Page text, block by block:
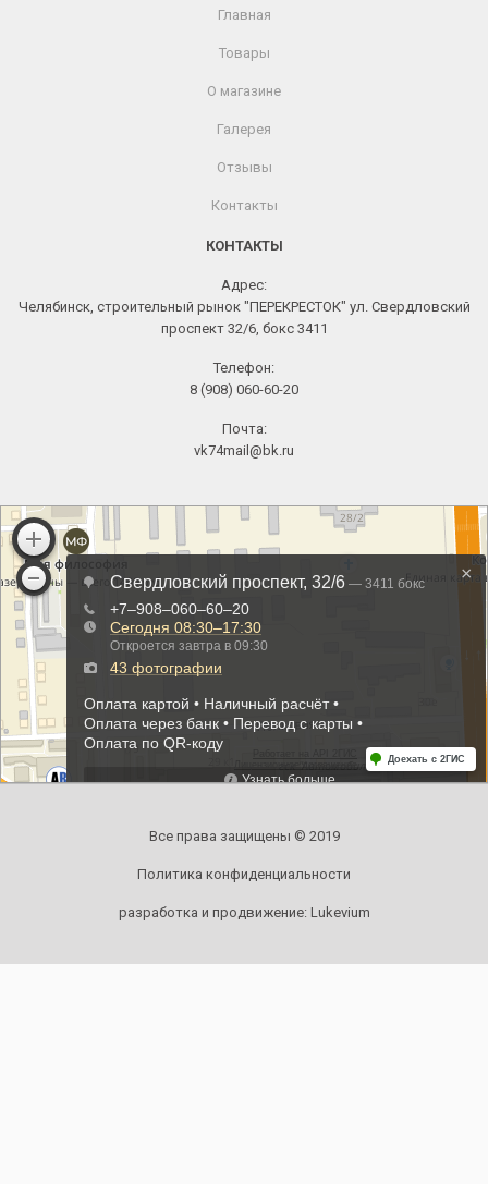
Главная
Товары
О магазине
Галерея
Отзывы
Контакты
КОНТАКТЫ
Адрес:
Челябинск, строительный рынок "ПЕРЕКРЕСТОК" ул. Свердловский
проспект 32/6, бокс 3411
Телефон:
8 (908) 060-60-20
Почта:
vk74mail@bk.ru
Все права защищены © 2019
Политика конфиденциальности
разработка и продвижение: Lukevium